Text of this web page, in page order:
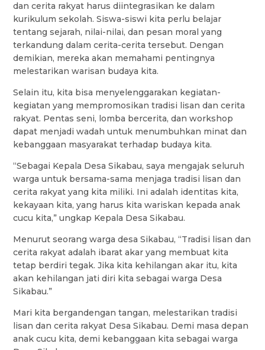
dan cerita rakyat harus diintegrasikan ke dalam
kurikulum sekolah. Siswa-siswi kita perlu belajar
tentang sejarah, nilai-nilai, dan pesan moral yang
terkandung dalam cerita-cerita tersebut. Dengan
demikian, mereka akan memahami pentingnya
melestarikan warisan budaya kita.
Selain itu, kita bisa menyelenggarakan kegiatan-
kegiatan yang mempromosikan tradisi lisan dan cerita
rakyat. Pentas seni, lomba bercerita, dan workshop
dapat menjadi wadah untuk menumbuhkan minat dan
kebanggaan masyarakat terhadap budaya kita.
“Sebagai Kepala Desa Sikabau, saya mengajak seluruh
warga untuk bersama-sama menjaga tradisi lisan dan
cerita rakyat yang kita miliki. Ini adalah identitas kita,
kekayaan kita, yang harus kita wariskan kepada anak
cucu kita,” ungkap Kepala Desa Sikabau.
Menurut seorang warga desa Sikabau, “Tradisi lisan dan
cerita rakyat adalah ibarat akar yang membuat kita
tetap berdiri tegak. Jika kita kehilangan akar itu, kita
akan kehilangan jati diri kita sebagai warga Desa
Sikabau.”
Mari kita bergandengan tangan, melestarikan tradisi
lisan dan cerita rakyat Desa Sikabau. Demi masa depan
anak cucu kita, demi kebanggaan kita sebagai warga